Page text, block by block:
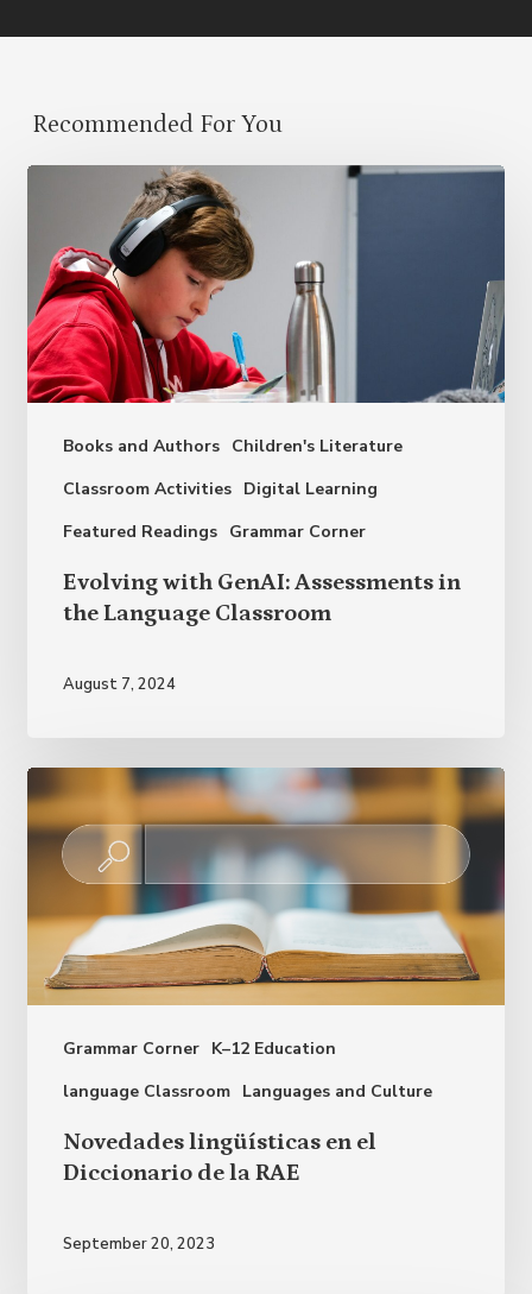
Recommended For You
Books and Authors Children's Literature
Classroom Activities Digital Learning
Featured Readings Grammar Corner
Evolving
with
Assessments
the
Language
Classroom
Evolving with GenAI: Assessments in
the Language Classroom
August 7, 2024
Grammar Corner K–12 Education
language Classroom Languages and Culture
Novedades
lingüísticas
Novedades lingüísticas en el
Diccionario de la RAE
September 20, 2023